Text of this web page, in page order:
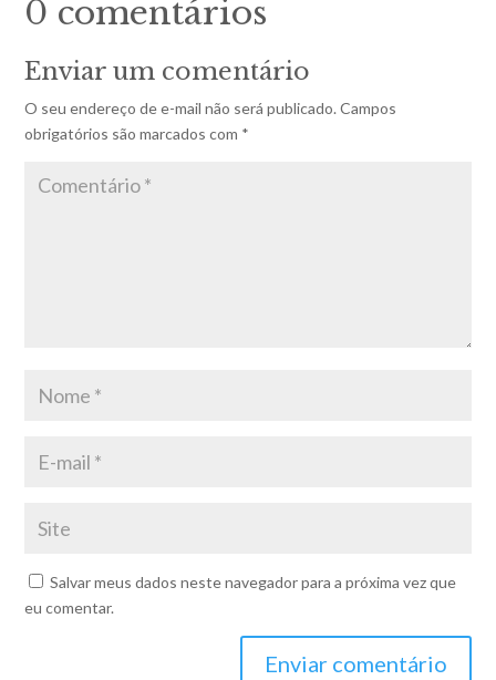
0 comentários
Enviar um comentário
O seu endereço de e-mail não será publicado. Campos
obrigatórios são marcados com *
Salvar meus dados neste navegador para a próxima vez que
eu comentar.
Enviar comentário